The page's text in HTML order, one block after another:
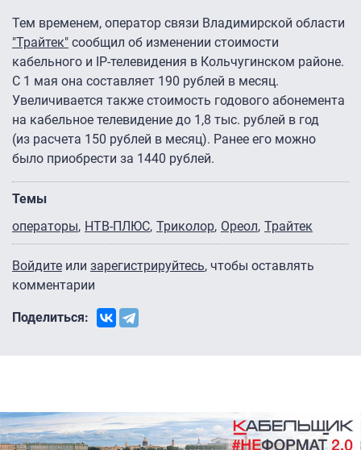
Тем временем, оператор связи Владимирской области
"Трайтек" сообщил об изменении стоимости
кабельного и IP-телевидения в Кольчугинском районе.
С 1 мая она составляет 190 рублей в месяц.
Увеличивается также стоимость годового абонемента
на кабельное телевидение до 1,8 тыс. рублей в год
(из расчета 150 рублей в месяц). Ранее его можно
было приобрести за 1440 рублей.
Темы
операторы НТВ-ПЛЮС Триколор Ореол Трайтек
Войдите или зарегистрируйтесь, чтобы оставлять
комментарии
Поделиться: